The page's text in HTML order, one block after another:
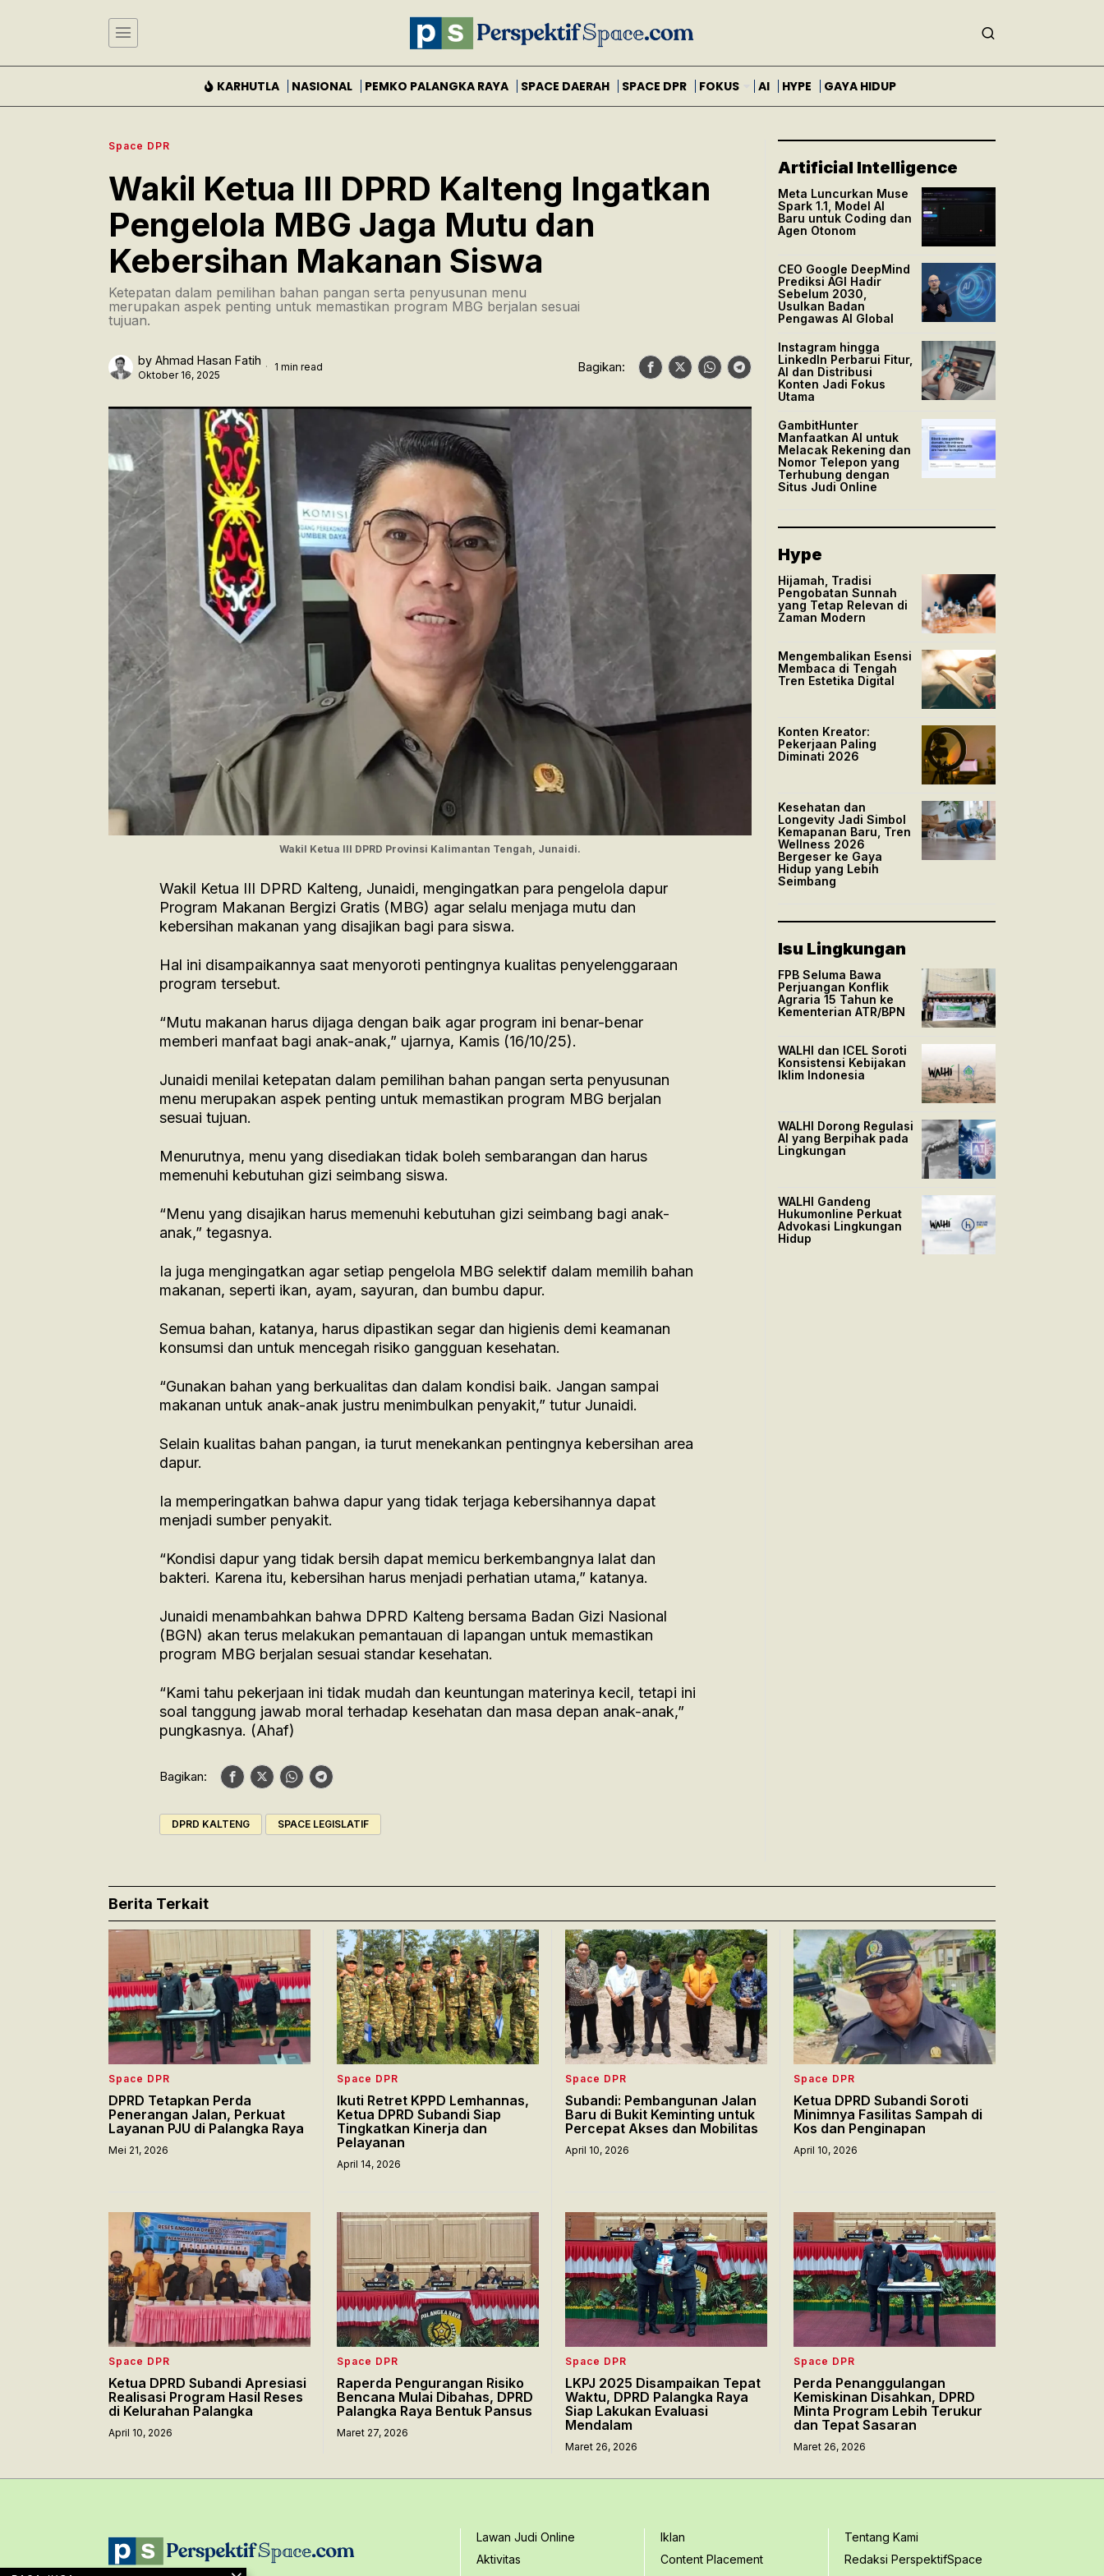
KARHUTLA NASIONAL PEMKO PALANGKA RAYA SPACE DAERAH SPACE DPR FOKUS AI HYPE GAYA HIDUP
Space DPR
Wakil Ketua III DPRD Kalteng Ingatkan
Pengelola MBG Jaga Mutu dan
Kebersihan Makanan Siswa
Ketepatan dalam pemilihan bahan pangan serta penyusunan menu
merupakan aspek penting untuk memastikan program MBG berjalan sesuai
tujuan.
by Ahmad Hasan Fatih
Oktober 16, 2025
1 min read Bagikan:
Wakil Ketua III DPRD Provinsi Kalimantan Tengah, Junaidi.
Wakil Ketua III DPRD Kalteng, Junaidi, mengingatkan para pengelola dapur
Program Makanan Bergizi Gratis (MBG) agar selalu menjaga mutu dan
kebersihan makanan yang disajikan bagi para siswa.
Hal ini disampaikannya saat menyoroti pentingnya kualitas penyelenggaraan
program tersebut.
“Mutu makanan harus dijaga dengan baik agar program ini benar-benar
memberi manfaat bagi anak-anak,” ujarnya, Kamis (16/10/25).
Junaidi menilai ketepatan dalam pemilihan bahan pangan serta penyusunan
menu merupakan aspek penting untuk memastikan program MBG berjalan
sesuai tujuan.
Menurutnya, menu yang disediakan tidak boleh sembarangan dan harus
memenuhi kebutuhan gizi seimbang siswa.
“Menu yang disajikan harus memenuhi kebutuhan gizi seimbang bagi anak-
anak,” tegasnya.
Ia juga mengingatkan agar setiap pengelola MBG selektif dalam memilih bahan
makanan, seperti ikan, ayam, sayuran, dan bumbu dapur.
Semua bahan, katanya, harus dipastikan segar dan higienis demi keamanan
konsumsi dan untuk mencegah risiko gangguan kesehatan.
“Gunakan bahan yang berkualitas dan dalam kondisi baik. Jangan sampai
makanan untuk anak-anak justru menimbulkan penyakit,” tutur Junaidi.
Selain kualitas bahan pangan, ia turut menekankan pentingnya kebersihan area
dapur.
Ia memperingatkan bahwa dapur yang tidak terjaga kebersihannya dapat
menjadi sumber penyakit.
“Kondisi dapur yang tidak bersih dapat memicu berkembangnya lalat dan
bakteri. Karena itu, kebersihan harus menjadi perhatian utama,” katanya.
Junaidi menambahkan bahwa DPRD Kalteng bersama Badan Gizi Nasional
(BGN) akan terus melakukan pemantauan di lapangan untuk memastikan
program MBG berjalan sesuai standar kesehatan.
“Kami tahu pekerjaan ini tidak mudah dan keuntungan materinya kecil, tetapi ini
soal tanggung jawab moral terhadap kesehatan dan masa depan anak-anak,”
pungkasnya. (Ahaf)
Bagikan:
DPRD KALTENG SPACE LEGISLATIF
Artificial Intelligence
Meta Luncurkan Muse
Spark 1.1, Model AI
Baru untuk Coding dan
Agen Otonom
CEO Google DeepMind
Prediksi AGI Hadir
Sebelum 2030,
Usulkan Badan
Pengawas AI Global
Instagram hingga
LinkedIn Perbarui Fitur,
AI dan Distribusi
Konten Jadi Fokus
Utama
GambitHunter
Manfaatkan AI untuk
Melacak Rekening dan
Nomor Telepon yang
Terhubung dengan
Situs Judi Online
Hype
Hijamah, Tradisi
Pengobatan Sunnah
yang Tetap Relevan di
Zaman Modern
Mengembalikan Esensi
Membaca di Tengah
Tren Estetika Digital
Konten Kreator:
Pekerjaan Paling
Diminati 2026
Kesehatan dan
Longevity Jadi Simbol
Kemapanan Baru, Tren
Wellness 2026
Bergeser ke Gaya
Hidup yang Lebih
Seimbang
Isu Lingkungan
FPB Seluma Bawa
Perjuangan Konflik
Agraria 15 Tahun ke
Kementerian ATR/BPN
WALHI dan ICEL Soroti
Konsistensi Kebijakan
Iklim Indonesia
WALHI Dorong Regulasi
AI yang Berpihak pada
Lingkungan
WALHI Gandeng
Hukumonline Perkuat
Advokasi Lingkungan
Hidup
Berita Terkait
Space DPR
DPRD Tetapkan Perda
Penerangan Jalan, Perkuat
Layanan PJU di Palangka Raya
Mei 21, 2026
Space DPR
Ikuti Retret KPPD Lemhannas,
Ketua DPRD Subandi Siap
Tingkatkan Kinerja dan
Pelayanan
April 14, 2026
Space DPR
Subandi: Pembangunan Jalan
Baru di Bukit Keminting untuk
Percepat Akses dan Mobilitas
April 10, 2026
Space DPR
Ketua DPRD Subandi Soroti
Minimnya Fasilitas Sampah di
Kos dan Penginapan
April 10, 2026
Space DPR
Ketua DPRD Subandi Apresiasi
Realisasi Program Hasil Reses
di Kelurahan Palangka
April 10, 2026
Space DPR
Raperda Pengurangan Risiko
Bencana Mulai Dibahas, DPRD
Palangka Raya Bentuk Pansus
Maret 27, 2026
Space DPR
LKPJ 2025 Disampaikan Tepat
Waktu, DPRD Palangka Raya
Siap Lakukan Evaluasi
Mendalam
Maret 26, 2026
Space DPR
Perda Penanggulangan
Kemiskinan Disahkan, DPRD
Minta Program Lebih Terukur
dan Tepat Sasaran
Maret 26, 2026
Lawan Judi Online
Aktivitas
Iklan
Content Placement
Tentang Kami
Redaksi PerspektifSpace